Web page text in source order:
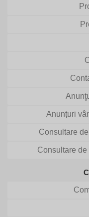
Anunțuri
Consultare
Consultare